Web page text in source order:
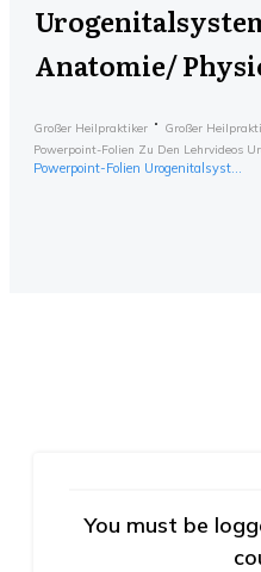
Anatomie/
Großer Heilpraktiker Großer
Powerpoint-Folien Zu Den Lehrvideos
Powerpoint-Folien Urogenitalsystem 2. Teil Anatomie/ Physiologie
You must be